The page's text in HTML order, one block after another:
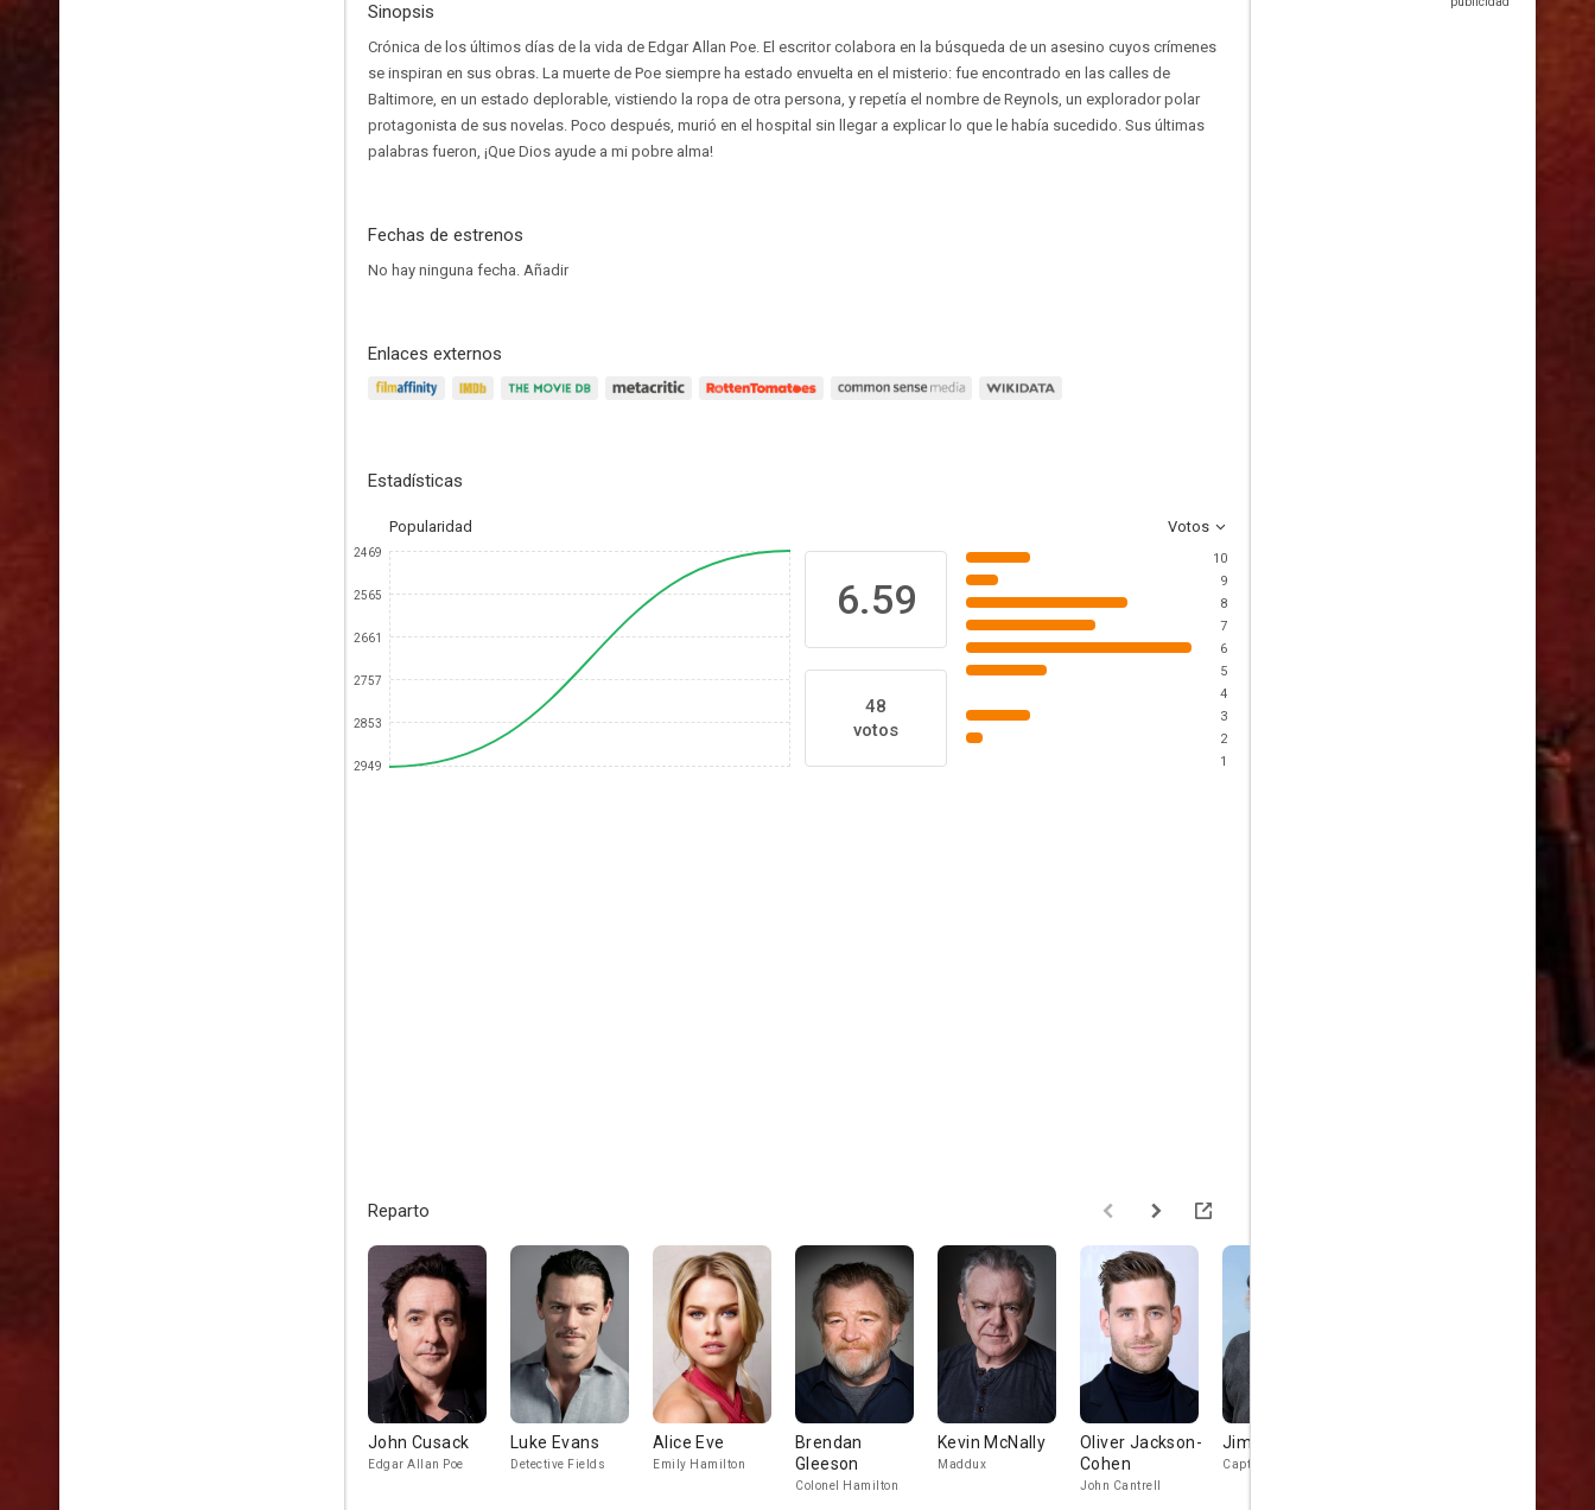
Sinopsis
Crónica de los últimos días de la vida de Edgar Allan Poe. El escritor colabora en la búsqueda de un asesino cuyos crímenes
se inspiran en sus obras. La muerte de Poe siempre ha estado envuelta en el misterio: fue encontrado en las calles de
Baltimore, en un estado deplorable, vistiendo la ropa de otra persona, y repetía el nombre de Reynols, un explorador polar
protagonista de sus novelas. Poco después, murió en el hospital sin llegar a explicar lo que le había sucedido. Sus últimas
palabras fueron, ¡Que Dios ayude a mi pobre alma!
Fechas de estrenos
No hay ninguna fecha. Añadir
Enlaces externos
Estadísticas
Popularidad Votos
2469
2565
2661
2757
2853
2949
6.59
48
votos
10
9
8
7
6
5
4
3
2
1
Reparto
John Cusack
Edgar Allan Poe
Luke Evans
Detective Fields
Alice Eve
Emily Hamilton
Brendan
Gleeson
Colonel Hamilton
Kevin McNally
Maddux
Oliver Jackson-
Cohen
John Cantrell
Jimmy Yuill
Captain Eldridge